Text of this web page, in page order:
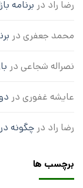
رضا راد در برنامه
محمد جعفری در
نصراله شجاعی در
عایشه غفوری در
رضا راد در چگونه
برچسب ها